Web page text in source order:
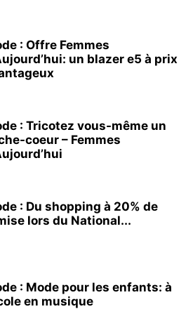
: Offre Femmes
un blazer e5 à prix
: Tricotez vous-même un
coeur – Femmes
: Du shopping à 20% de
lors du National...
: Mode pour les enfants: à
en musique